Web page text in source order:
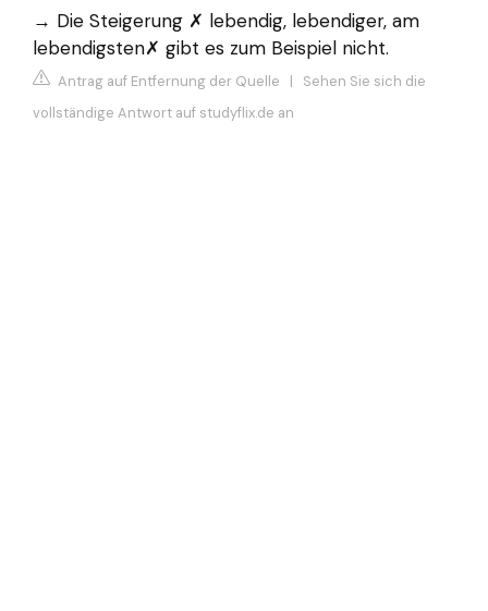
→ Die Steigerung ✗ lebendig, lebendiger, am
lebendigsten✗ gibt es zum Beispiel nicht.
Antrag auf Entfernung der Quelle | Sehen Sie sich die
vollständige Antwort auf studyflix.de an